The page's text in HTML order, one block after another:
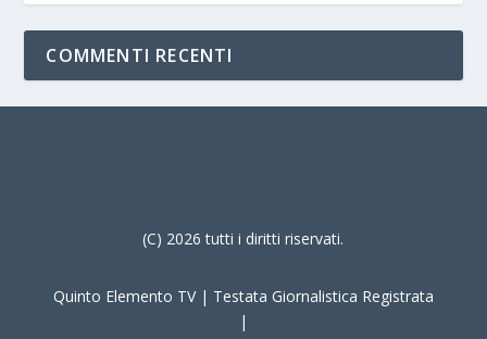
COMMENTI RECENTI
(C) 2026 tutti i diritti riservati.
Quinto Elemento TV | Testata Giornalistica Registrata
|